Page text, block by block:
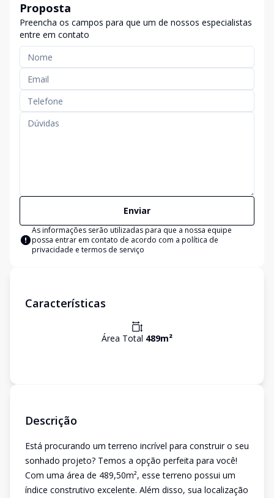
Proposta
Preencha os campos para que um de nossos especialistas
entre em contato
Enviar
As informações serão utilizadas para que a nossa equipe
possa entrar em contato de acordo com a política de
privacidade e termos de serviço
Características
Área Total 489m²
Descrição
Está procurando um terreno incrível para construir o seu
sonhado projeto? Temos a opção perfeita para você!
Com uma área de 489,50m², esse terreno possui um
índice construtivo excelente. Além disso, sua localização